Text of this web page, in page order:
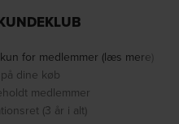
for medlemmer (læs mere)
dine køb
medlemmer
(3 år i alt)